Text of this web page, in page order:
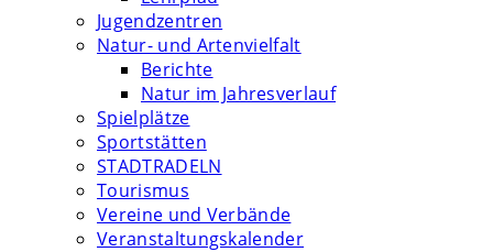
Jugendzentren
Natur- und Artenvielfalt
Berichte
Natur im Jahresverlauf
Spielplätze
Sportstätten
STADTRADELN
Tourismus
Vereine und Verbände
Veranstaltungskalender